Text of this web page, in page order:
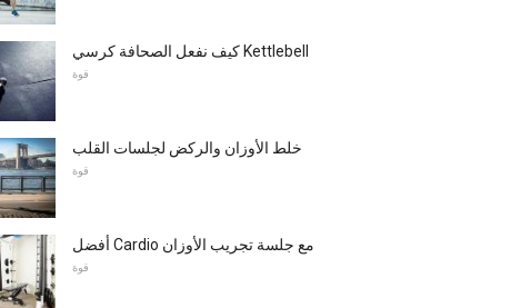
كيف نفعل الصحافة كرسي Kettlebell
قوة
خلط الأوزان والركض لجلسات القلب
قوة
أفضل Cardio مع جلسة تجريب الأوزان
قوة